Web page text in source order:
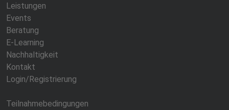
Leistungen
Events
Beratung
E-Learning
Nachhaltigkeit
Kontakt
Login/Registrierung
Teilnahmebedingungen